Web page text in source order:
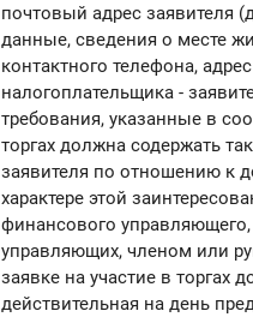
почтовый адрес заявителя
данные, сведения о месте
контактного телефона,
налогоплательщика -
требования, указанные в
торгах должна содержать
заявителя по отношению к
характере этой
финансового
управляющих, членом или
заявке на участие в торгах
действительная на день